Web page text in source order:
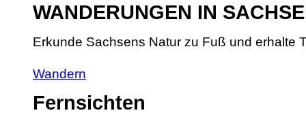
WANDERUNGEN IN
Erkunde Sachsens Natur zu Fuß und erhalte
Wandern
Fernsichten